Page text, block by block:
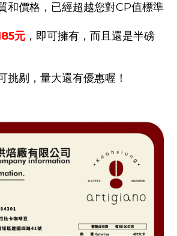
和價格，已經超越您對CP值標準
元 ，即可擁有，而且還是半磅
挑剔，量大還有優惠喔！